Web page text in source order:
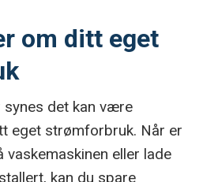
om ditt eget
synes det kan være
eget strømforbruk. Når er
eller lade
kan du spare